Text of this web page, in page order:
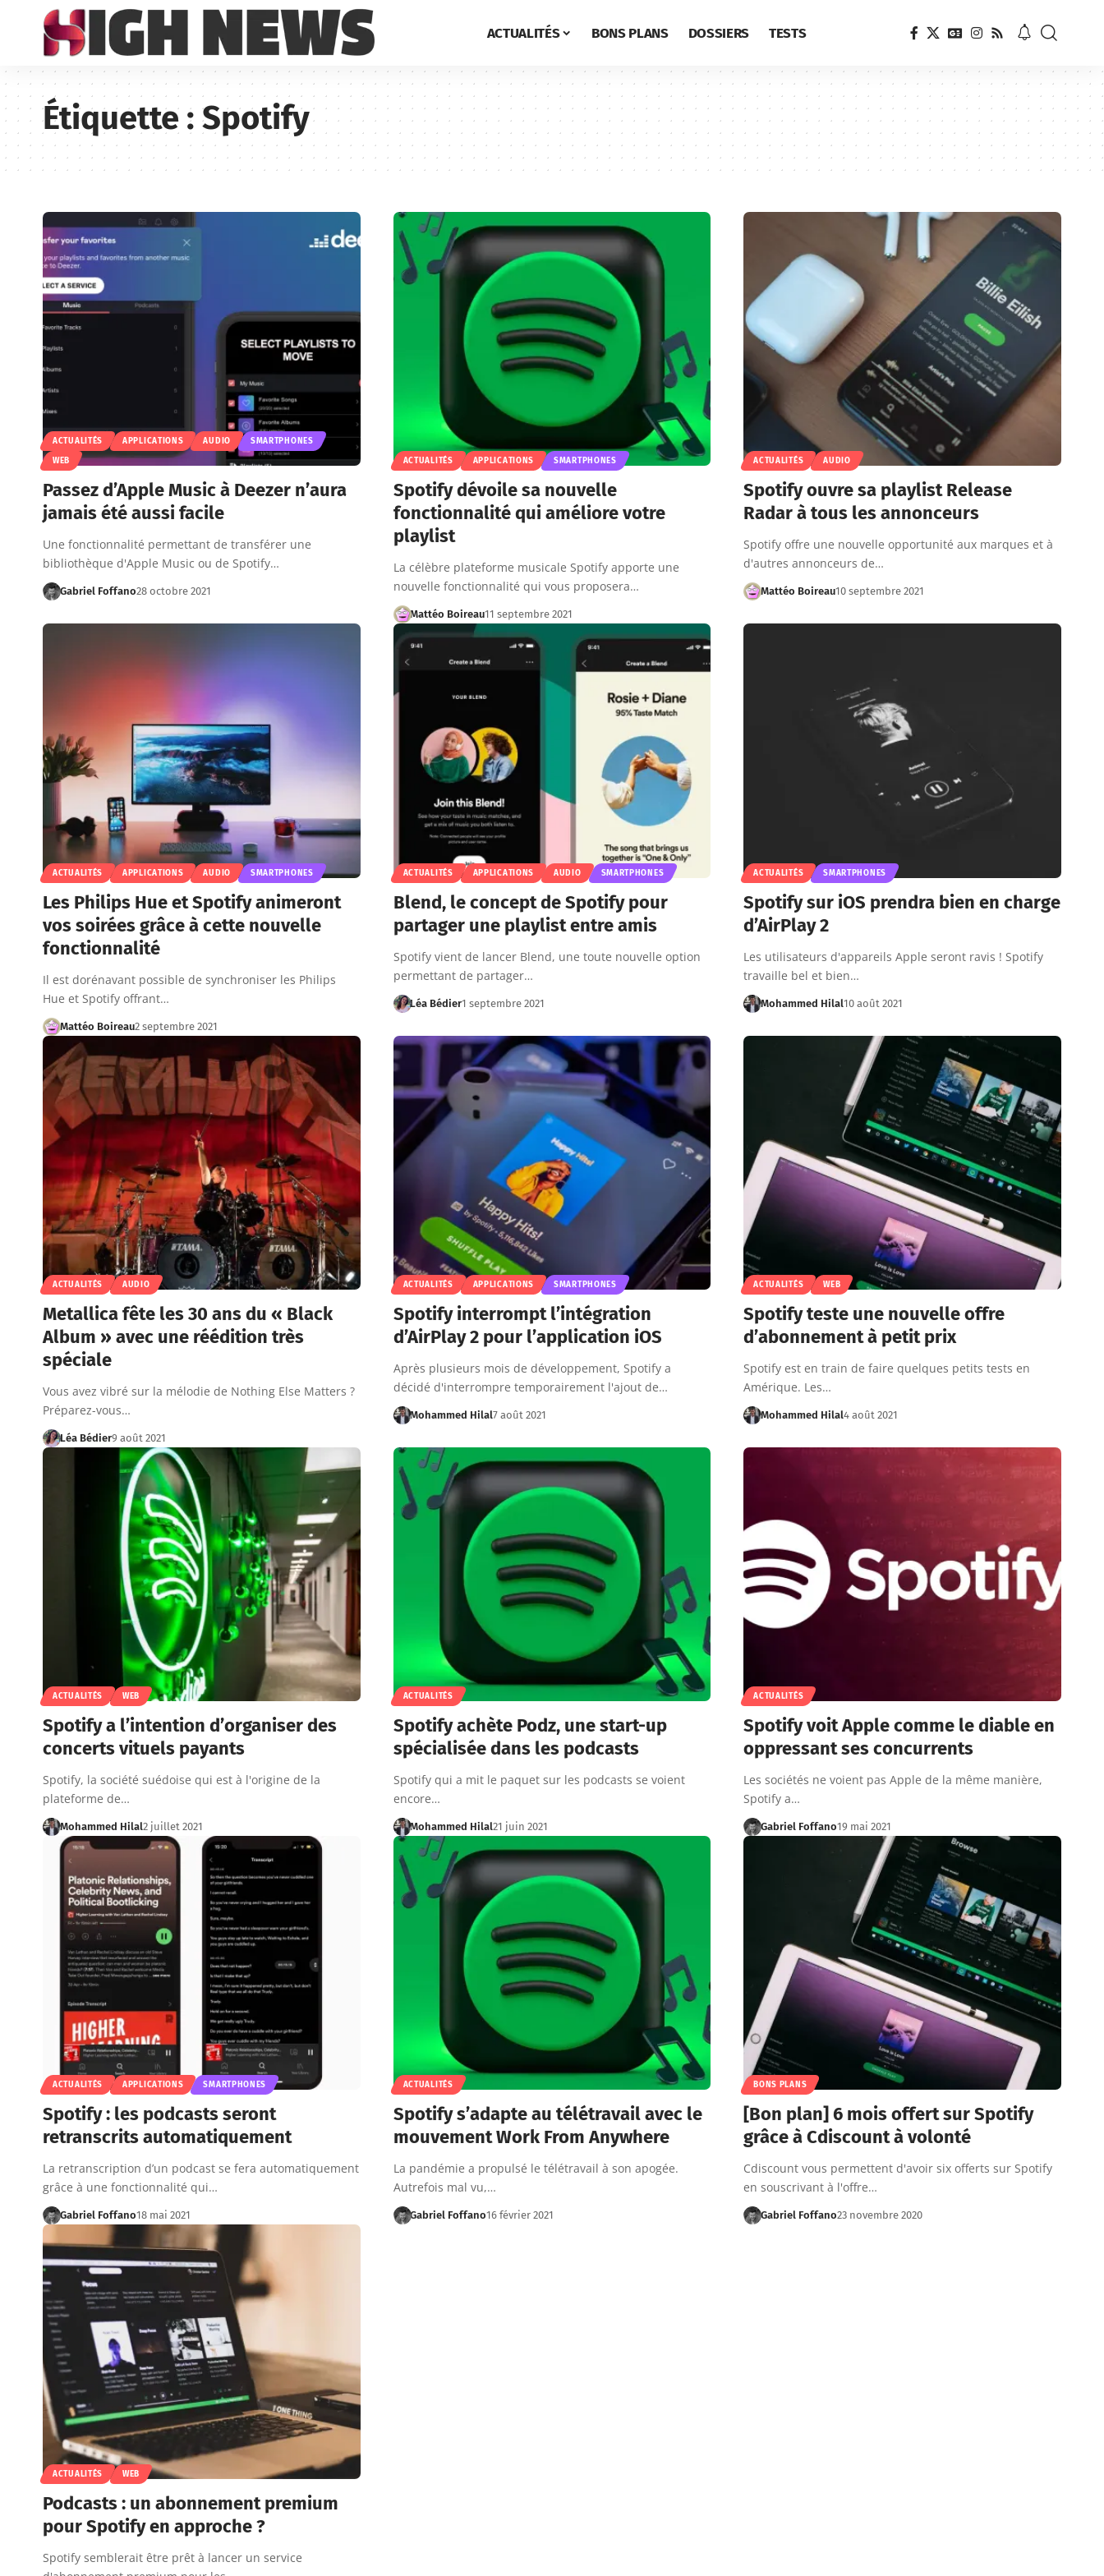
ACTUALITÉS BONS PLANS DOSSIERS TESTS
Étiquette : Spotify
ACTUALITÉS APPLICATIONS AUDIO
SMARTPHONES
WEB
Passez d’Apple Music à Deezer n’aura
jamais été aussi facile
Une fonctionnalité permettant de transférer une
bibliothèque d'Apple Music ou de Spotify…
Gabriel Foffano28 octobre 2021
ACTUALITÉS APPLICATIONS SMARTPHONES
Spotify dévoile sa nouvelle
fonctionnalité qui améliore votre
playlist
La célèbre plateforme musicale Spotify apporte une
nouvelle fonctionnalité qui vous proposera…
Mattéo Boireau11 septembre 2021
ACTUALITÉS AUDIO
Spotify ouvre sa playlist Release
Radar à tous les annonceurs
Spotify offre une nouvelle opportunité aux marques et à
d'autres annonceurs de…
Mattéo Boireau10 septembre 2021
ACTUALITÉS APPLICATIONS AUDIO SMARTPHONES
Les Philips Hue et Spotify animeront
vos soirées grâce à cette nouvelle
fonctionnalité
Il est dorénavant possible de synchroniser les Philips
Hue et Spotify offrant…
Mattéo Boireau2 septembre 2021
ACTUALITÉS APPLICATIONS AUDIO SMARTPHONES
Blend, le concept de Spotify pour
partager une playlist entre amis
Spotify vient de lancer Blend, une toute nouvelle option
permettant de partager…
Léa Bédier1 septembre 2021
ACTUALITÉS SMARTPHONES
Spotify sur iOS prendra bien en charge
d’AirPlay 2
Les utilisateurs d'appareils Apple seront ravis ! Spotify
travaille bel et bien…
Mohammed Hilal10 août 2021
ACTUALITÉS AUDIO
Metallica fête les 30 ans du « Black
Album » avec une réédition très
spéciale
Vous avez vibré sur la mélodie de Nothing Else Matters ?
Préparez-vous…
Léa Bédier9 août 2021
ACTUALITÉS APPLICATIONS SMARTPHONES
Spotify interrompt l’intégration
d’AirPlay 2 pour l’application iOS
Après plusieurs mois de développement, Spotify a
décidé d'interrompre temporairement l'ajout de…
Mohammed Hilal7 août 2021
ACTUALITÉS WEB
Spotify teste une nouvelle offre
d’abonnement à petit prix
Spotify est en train de faire quelques petits tests en
Amérique. Les…
Mohammed Hilal4 août 2021
ACTUALITÉS WEB
Spotify a l’intention d’organiser des
concerts vituels payants
Spotify, la société suédoise qui est à l'origine de la
plateforme de…
Mohammed Hilal2 juillet 2021
ACTUALITÉS
Spotify achète Podz, une start-up
spécialisée dans les podcasts
Spotify qui a mit le paquet sur les podcasts se voient
encore…
Mohammed Hilal21 juin 2021
ACTUALITÉS
Spotify voit Apple comme le diable en
oppressant ses concurrents
Les sociétés ne voient pas Apple de la même manière,
Spotify a…
Gabriel Foffano19 mai 2021
ACTUALITÉS APPLICATIONS SMARTPHONES
Spotify : les podcasts seront
retranscrits automatiquement
La retranscription d’un podcast se fera automatiquement
grâce à une fonctionnalité qui…
Gabriel Foffano18 mai 2021
ACTUALITÉS
Spotify s’adapte au télétravail avec le
mouvement Work From Anywhere
La pandémie a propulsé le télétravail à son apogée.
Autrefois mal vu,…
Gabriel Foffano16 février 2021
BONS PLANS
[Bon plan] 6 mois offert sur Spotify
grâce à Cdiscount à volonté
Cdiscount vous permettent d'avoir six offerts sur Spotify
en souscrivant à l'offre…
Gabriel Foffano23 novembre 2020
ACTUALITÉS WEB
Podcasts : un abonnement premium
pour Spotify en approche ?
Spotify semblerait être prêt à lancer un service